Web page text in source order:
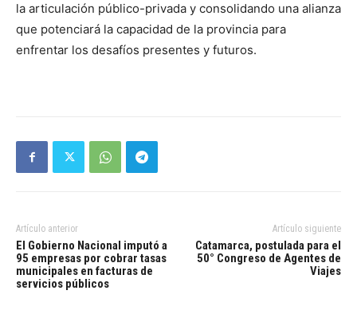
la articulación público-privada y consolidando una alianza
que potenciará la capacidad de la provincia para
enfrentar los desafíos presentes y futuros.
Artículo anterior
El Gobierno Nacional imputó a
95 empresas por cobrar tasas
municipales en facturas de
servicios públicos
Artículo siguiente
Catamarca, postulada para el
50° Congreso de Agentes de
Viajes